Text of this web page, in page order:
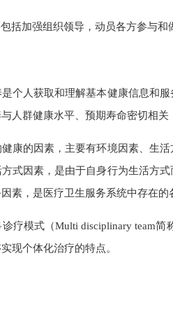
加强组织领导，动员各方参与和
个人获取和理解基本健康信息和
人群健康水平、预期寿命密切相关
健康的因素，主要有环境因素、生
式因素，是由于自身行为生活方
素，是医疗卫生服务系统中存在的
诊疗模式（Multi disciplinary team
现个体化治疗的特点。